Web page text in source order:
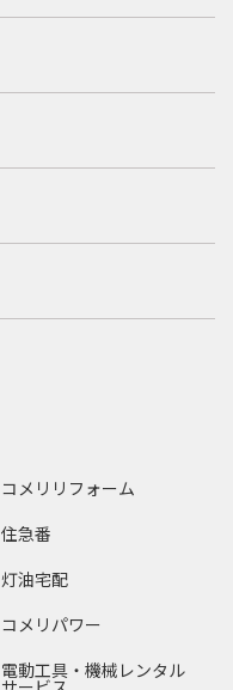
コメリリフォーム
住急番
灯油宅配
コメリパワー
電動工具・機械レンタル